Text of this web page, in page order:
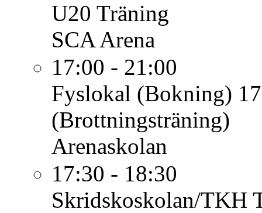
U20 Träning
SCA Arena
17:00 - 21:00
Fyslokal (Bokning)
(Brottningsträning)
Arenaskolan
17:30 - 18:30
Skridskoskolan/TKH